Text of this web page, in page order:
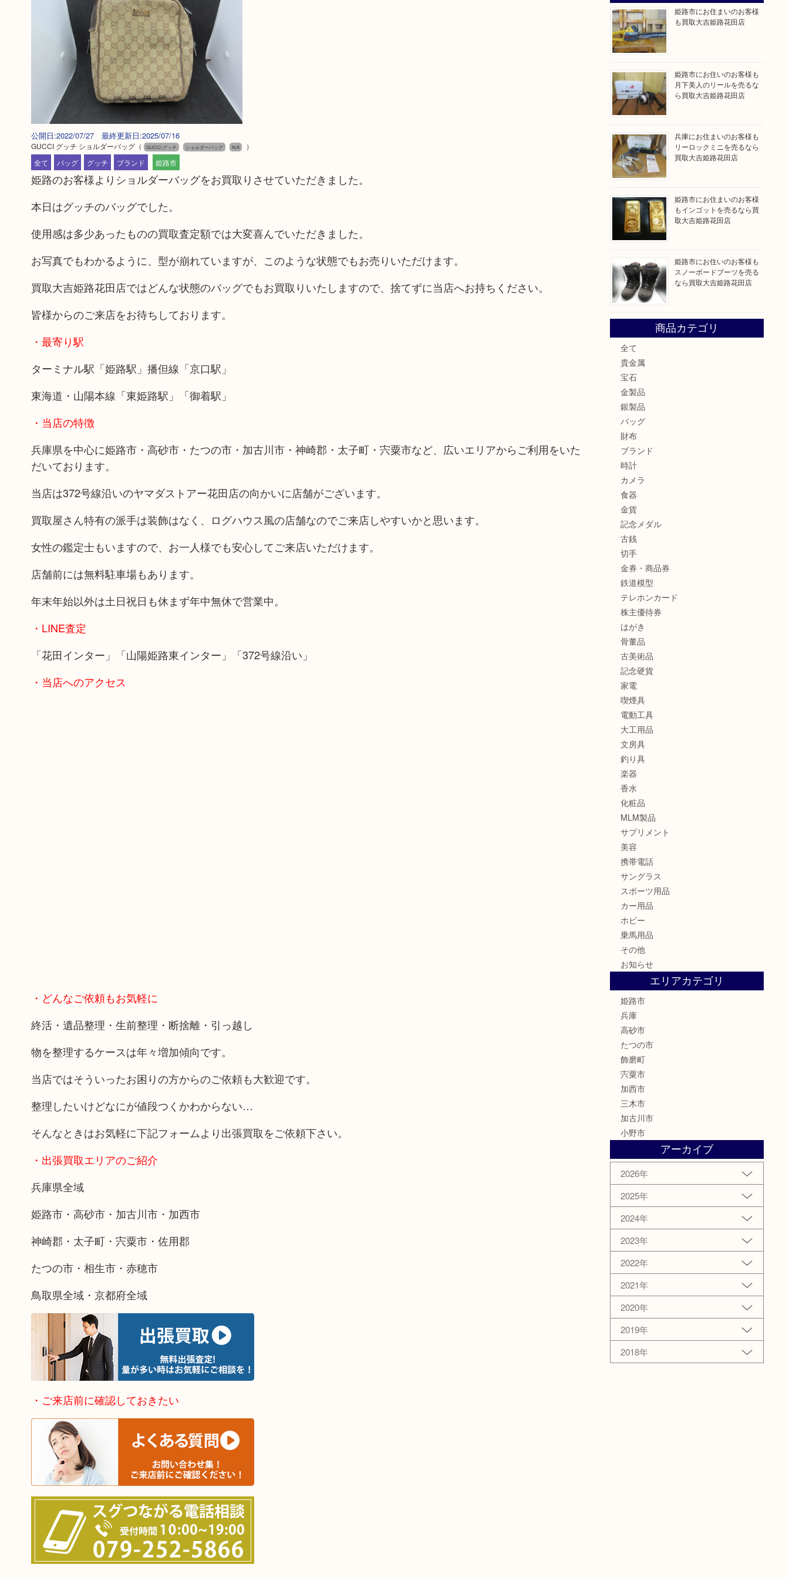
公開日:2022/07/27 最終更新日:2025/07/16
GUCCI グッチ ショルダーバッグ（ GUCCI グッチ ショルダーバッグ N/A
）
全て
バッグ グッチ ブランド 姫路市
姫路のお客様よりショルダーバッグをお買取りさせていただきました。
本日はグッチのバッグでした。
使用感は多少あったものの買取査定額では大変喜んでいただきました。
お写真でもわかるように、型が崩れていますが、このような状態でもお売りいただけます。
買取大吉姫路花田店ではどんな状態のバッグでもお買取りいたしますので、捨てずに当店へお持ちください。
皆様からのご来店をお待ちしております。
・最寄り駅
ターミナル駅「姫路駅」播但線「京口駅」
東海道・山陽本線「東姫路駅」「御着駅」
・当店の特徴
兵庫県を中心に姫路市・高砂市・たつの市・加古川市・神崎郡・太子町・宍粟市など、広いエリアからご利用をいた
だいております。
当店は372号線沿いのヤマダストアー花田店の向かいに店舗がございます。
買取屋さん特有の派手は装飾はなく、ログハウス風の店舗なのでご来店しやすいかと思います。
女性の鑑定士もいますので、お一人様でも安心してご来店いただけます。
店舗前には無料駐車場もあります。
年末年始以外は土日祝日も休まず年中無休で営業中。
・LINE査定
「花田インター」「山陽姫路東インター」「372号線沿い」
・当店へのアクセス
・どんなご依頼もお気軽に
終活・遺品整理・生前整理・断捨離・引っ越し
物を整理するケースは年々増加傾向です。
当店ではそういったお困りの方からのご依頼も大歓迎です。
整理したいけどなにが値段つくかわからない…
そんなときはお気軽に下記フォームより出張買取をご依頼下さい。
・出張買取エリアのご紹介
兵庫県全域
姫路市・高砂市・加古川市・加西市
神崎郡・太子町・宍粟市・佐用郡
たつの市・相生市・赤穂市
鳥取県全域・京都府全域
・ご来店前に確認しておきたい
姫路市にお住まいのお客様
も買取大吉姫路花田店
姫路市にお住いのお客様も
月下美人のリールを売るな
ら買取大吉姫路花田店
兵庫にお住まいのお客様も
リーロックミニを売るなら
買取大吉姫路花田店
姫路市にお住まいのお客様
もインゴットを売るなら買
取大吉姫路花田店
姫路市にお住いのお客様も
スノーボードブーツを売る
なら買取大吉姫路花田店
商品カテゴリ
全て
貴金属
宝石
金製品
銀製品
バッグ
財布
ブランド
時計
カメラ
食器
金貨
記念メダル
古銭
切手
金券・商品券
鉄道模型
テレホンカード
株主優待券
はがき
骨董品
古美術品
記念硬貨
家電
喫煙具
電動工具
大工用品
文房具
釣り具
楽器
香水
化粧品
MLM製品
サプリメント
美容
携帯電話
サングラス
スポーツ用品
カー用品
ホビー
乗馬用品
その他
お知らせ
エリアカテゴリ
姫路市
兵庫
高砂市
たつの市
飾磨町
宍粟市
加西市
三木市
加古川市
小野市
アーカイブ
2026年
2025年
2024年
2023年
2022年
2021年
2020年
2019年
2018年